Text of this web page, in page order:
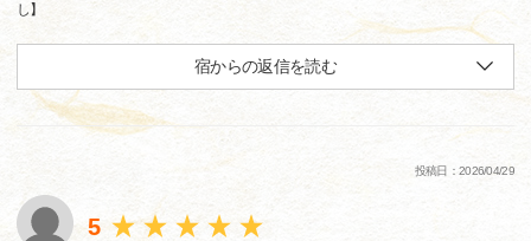
し】
宿からの返信を読む
投稿日：2026/04/29
5